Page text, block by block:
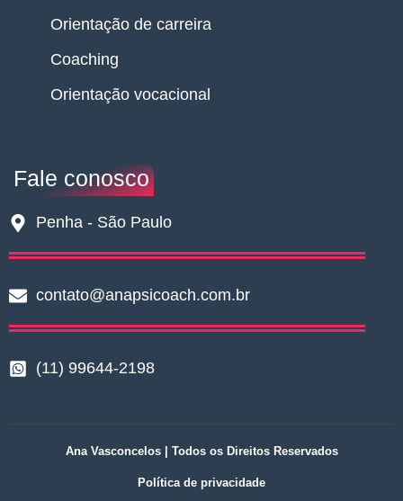
Orientação de carreira
Coaching
Orientação vocacional
Fale conosco
Penha - São Paulo
contato@anapsicoach.com.br
(11) 99644-2198
Ana Vasconcelos | Todos os Direitos Reservados
Política de privacidade